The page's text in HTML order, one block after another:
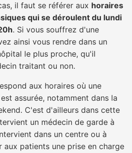
il faut se référer aux horaires
qui se déroulent du lundi
. Si vous souffrez d'une
ainsi vous rendre dans un
le plus proche, qu'il
traitant ou non.
aux horaires où une
assurée, notamment dans la
C'est d'ailleurs dans cette
un médecin de garde à
dans un centre ou à
patients une prise en charge